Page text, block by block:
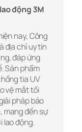
động 3M
nay, Công
địa chỉ uy tín
đáp ứng
Sản phẩm
tia UV
vệ mắt tối
pháp bảo
mang đến sự
lao động.